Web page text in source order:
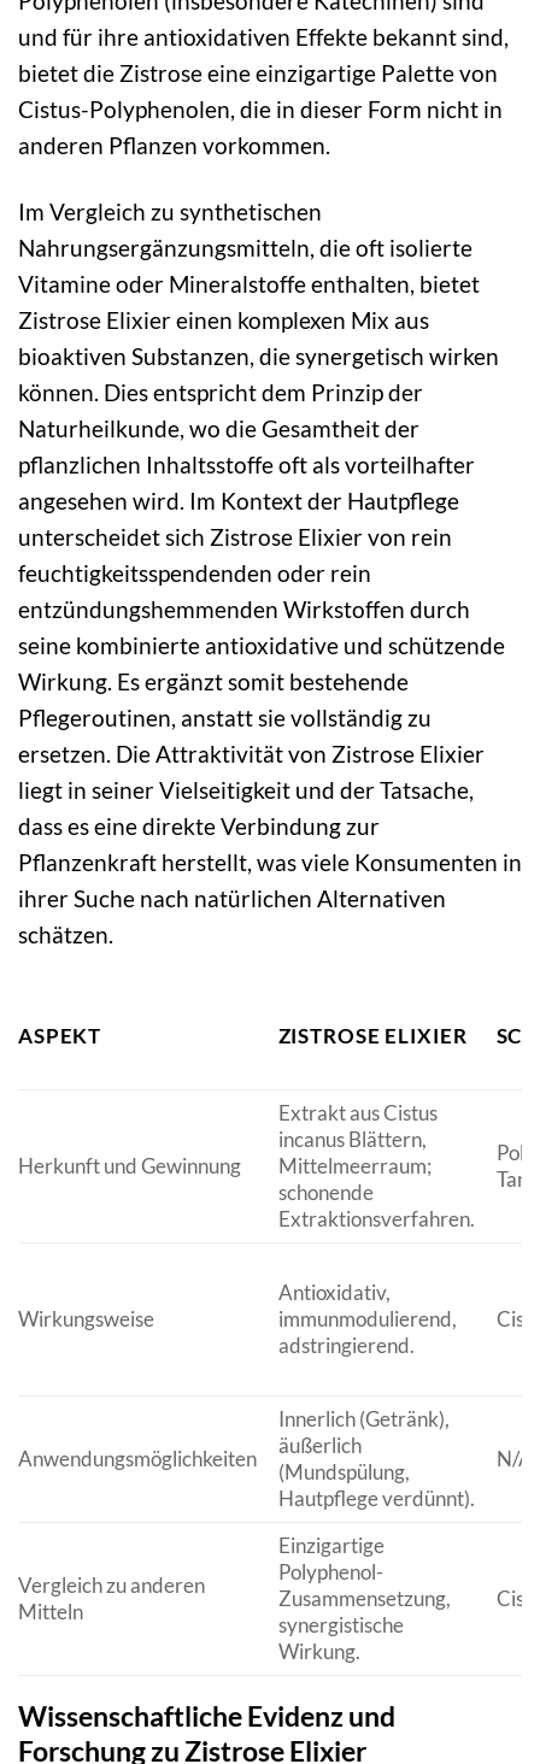
und für ihre antioxidativen Effekte bekannt sind,
bietet die Zistrose eine einzigartige Palette von
Cistus-Polyphenolen, die in dieser Form nicht in
anderen Pflanzen vorkommen.
Im Vergleich zu synthetischen
Nahrungsergänzungsmitteln, die oft isolierte
Vitamine oder Mineralstoffe enthalten, bietet
Zistrose Elixier einen komplexen Mix aus
bioaktiven Substanzen, die synergetisch wirken
können. Dies entspricht dem Prinzip der
Naturheilkunde, wo die Gesamtheit der
pflanzlichen Inhaltsstoffe oft als vorteilhafter
angesehen wird. Im Kontext der Hautpflege
unterscheidet sich Zistrose Elixier von rein
feuchtigkeitsspendenden oder rein
entzündungshemmenden Wirkstoffen durch
seine kombinierte antioxidative und schützende
Wirkung. Es ergänzt somit bestehende
Pflegeroutinen, anstatt sie vollständig zu
ersetzen. Die Attraktivität von Zistrose Elixier
liegt in seiner Vielseitigkeit und der Tatsache,
dass es eine direkte Verbindung zur
Pflanzenkraft herstellt, was viele Konsumenten in
ihrer Suche nach natürlichen Alternativen
schätzen.
ASPEKT ZISTROSE ELIXIER
Herkunft und Gewinnung
Extrakt aus Cistus
incanus Blättern,
Mittelmeerraum;
schonende
Extraktionsverfahren.
Wirkungsweise
Antioxidativ,
immunmodulierend,
adstringierend.
Anwendungsmöglichkeiten
Innerlich (Getränk),
äußerlich
(Mundspülung,
Hautpflege verdünnt).
N/A
Vergleich zu anderen
Mitteln
Einzigartige
Polyphenol-
Zusammensetzung,
synergistische
Wirkung.
Wissenschaftliche Evidenz und
Forschung zu Zistrose Elixier